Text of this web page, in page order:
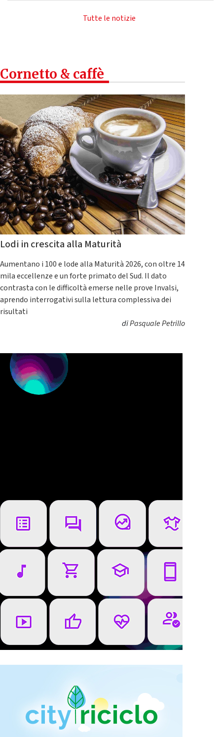
Tutte le notizie
Cornetto & caffè
Lodi in crescita alla Maturità
Aumentano i 100 e lode alla Maturità 2026, con oltre 14
mila eccellenze e un forte primato del Sud. Il dato
contrasta con le difficoltà emerse nelle prove Invalsi,
aprendo interrogativi sulla lettura complessiva dei
risultati
diPasquale Petrillo